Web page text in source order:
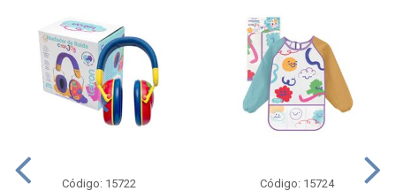
Código: 15722 Código: 15724